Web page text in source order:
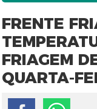
FRENTE
FRIAGEM
QUARTA-